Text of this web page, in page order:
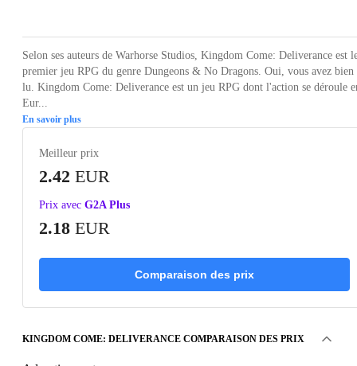
Selon ses auteurs de Warhorse Studios, Kingdom Come: Deliverance est
premier jeu RPG du genre Dungeons & No Dragons. Oui, vous avez bien
lu. Kingdom Come: Deliverance est un jeu RPG dont l'action se déroule
Eur...
En savoir plus
Meilleur prix
2.42 EUR
Prix avec G2A Plus
2.18 EUR
Comparaison des prix
KINGDOM COME: DELIVERANCE COMPARAISON DES PRIX